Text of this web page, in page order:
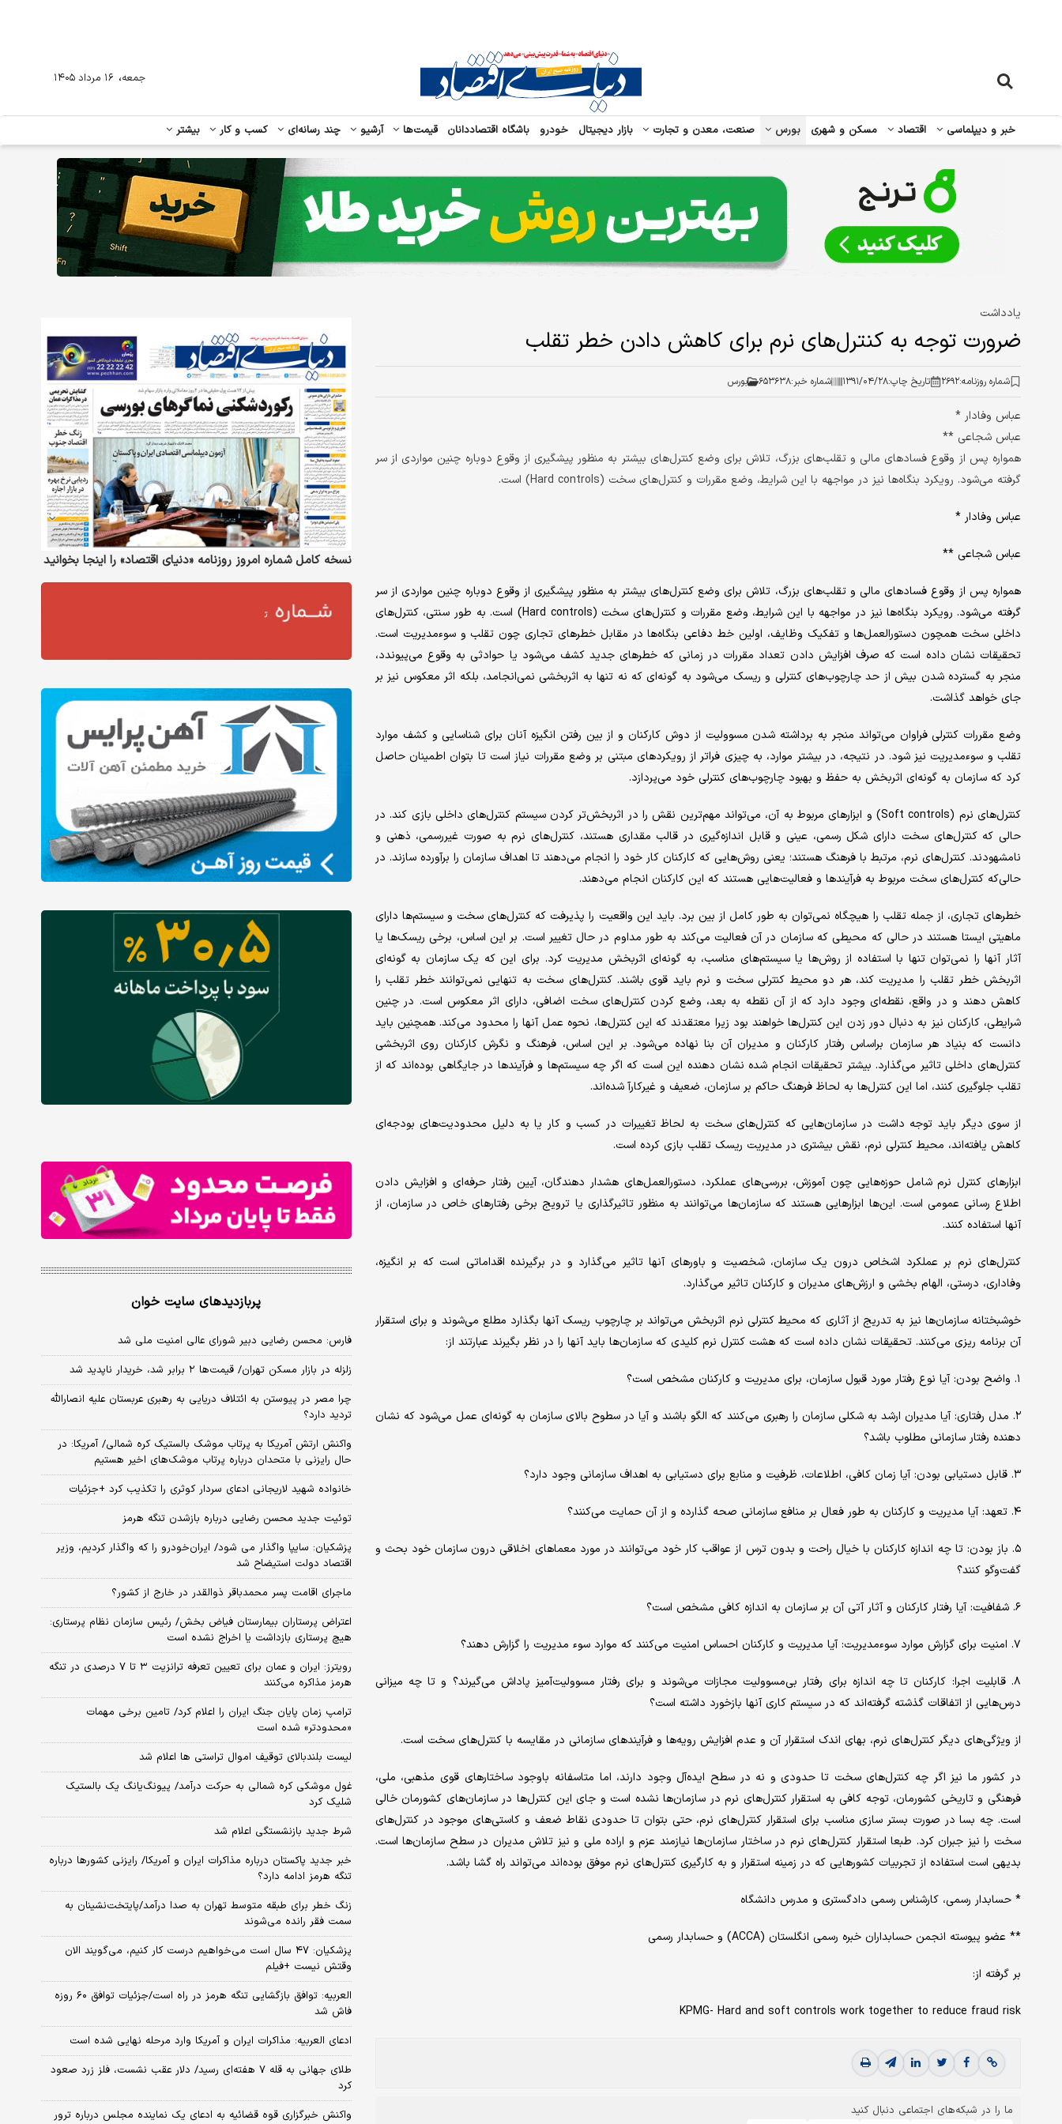
خبر و دیپلماسی اقتصاد مسکن و شهری بورس صنعت، معدن و تجارت بازار دیجیتال خودرو باشگاه اقتصاددانان قیمت‌ها آرشیو چند رسانه‌ای کسب و کار بیشتر
جمعه، ۱۶ مرداد ۱۴۰۵
یادداشت
ضرورت توجه به کنترل‌های نرم برای کاهش دادن خطر تقلب
شماره روزنامه:۲۶۹۲ تاریخ چاپ:۱۳۹۱/۰۴/۲۸ شماره خبر:۶۵۳۶۳۸ بورس
عباس وفادار *
عباس شجاعی **
همواره پس از وقوع فسادهای مالی و تقلب‌های بزرگ، تلاش برای وضع کنترل‌‌های بیشتر به منظور پیشگیری از وقوع دوباره چنین مواردی از سر
گرفته می‌شود. رویکرد بنگاه‌ها نیز در مواجهه با این شرایط، وضع مقررات و کنترل‌های سخت (Hard controls) است.
عباس وفادار *
عباس شجاعی **
همواره پس از وقوع فسادهای مالی و تقلب‌های بزرگ، تلاش برای وضع کنترل‌‌های بیشتر به منظور پیشگیری از وقوع دوباره چنین مواردی از سر
گرفته می‌شود. رویکرد بنگاه‌ها نیز در مواجهه با این شرایط، وضع مقررات و کنترل‌های سخت (Hard controls) است. به طور سنتی، کنترل‌های
داخلی سخت همچون دستورالعمل‌ها و تفکیک وظایف، اولین خط دفاعی بنگاه‌ها در مقابل خطرهای تجاری چون تقلب و سوء‌مدیریت است.
تحقیقات نشان داده است که صرف افزایش دادن تعداد مقررات در زمانی که خطرهای جدید کشف می‌شود یا حوادثی به وقوع می‌پیوندد،
منجر به گسترده شدن بیش از حد چارچوب‌های کنترلی و ریسک می‌شود به گونه‌ای که نه تنها به اثربخشی نمی‌انجامد، بلکه اثر معکوس نیز بر
جای خواهد گذاشت.
وضع مقررات کنترلی فراوان می‌تواند منجر به برداشته شدن مسوولیت از دوش کارکنان و از بین رفتن انگیزه آنان برای شناسایی و کشف موارد
تقلب و سوء‌مدیریت نیز شود. در نتیجه، در بیشتر موارد، به چیزی فراتر از رویکردهای مبتنی بر وضع مقررات نیاز است تا بتوان اطمینان حاصل
کرد که سازمان به گونه‌ای اثربخش به حفظ و بهبود چارچوب‌های کنترلی خود می‌پردازد.
کنترل‌های نرم (Soft controls) و ابزارهای مربوط به آن، می‌تواند مهم‌ترین نقش را در اثربخش‌تر کردن سیستم کنترل‌های داخلی بازی کند. در
حالی که کنترل‌های سخت دارای شکل رسمی، عینی و قابل اندازه‌گیری در قالب مقداری هستند، کنترل‌های نرم به صورت غیر‌رسمی، ذهنی و
نامشهودند. کنترل‌های نرم، مرتبط با فرهنگ هستند؛ یعنی روش‌هایی که کارکنان کار خود را انجام می‌دهند تا اهداف سازمان را برآورده سازند. در
حالی‌که کنترل‌های سخت مربوط به فرآیندها و فعالیت‌هایی هستند که این کارکنان انجام می‌دهند.
خطرهای تجاری، از جمله تقلب را هیچگاه نمی‌توان به طور کامل از بین برد. باید این واقعیت را پذیرفت که کنترل‌های سخت و سیستم‌ها دارای
ماهیتی ایستا هستند در حالی که محیطی که سازمان در آن فعالیت می‌کند به طور مداوم در حال تغییر است. بر این اساس، برخی ریسک‌ها یا
آثار آنها را نمی‌توان تنها با استفاده از روش‌ها یا سیستم‌های مناسب، به گونه‌ای اثربخش مدیریت کرد. برای این که یک سازمان به گونه‌ای
اثربخش خطر تقلب را مدیریت کند، هر دو محیط کنترلی سخت و نرم باید قوی باشند. کنترل‌های سخت به تنهایی نمی‌توانند خطر تقلب را
کاهش دهند و در واقع، نقطه‌ای وجود دارد که از آن نقطه به بعد، وضع کردن کنترل‌های سخت اضافی، دارای اثر معکوس است. در چنین
شرایطی، کارکنان نیز به دنبال دور زدن این کنترل‌ها خواهند بود زیرا معتقدند که این کنترل‌ها، نحوه عمل آنها را محدود می‌کند. همچنین باید
دانست که بنیاد هر سازمان براساس رفتار کارکنان و مدیران آن بنا نهاده می‌شود. بر این اساس، فرهنگ و نگرش کارکنان روی اثربخشی
کنترل‌های داخلی تاثیر می‌گذارد. بیشتر تحقیقات انجام شده نشان دهنده این است که اگر چه سیستم‌ها و فرآیند‌ها در جایگاهی بوده‌اند که از
تقلب جلوگیری کنند، اما این کنترل‌ها به لحاظ فرهنگ حاکم بر سازمان، ضعیف و غیر‌کارآ شده‌اند.
از سوی دیگر باید توجه داشت در سازمان‌هایی که کنترل‌های سخت به لحاظ تغییرات در کسب و کار یا به دلیل محدودیت‌های بودجه‌ای
کاهش یافته‌اند، محیط کنترلی نرم، نقش بیشتری در مدیریت ریسک تقلب بازی کرده است.
ابزارهای کنترل نرم شامل حوزه‌هایی چون آموزش، بررسی‌های عملکرد، دستورالعمل‌های هشدار دهندگان، آیین رفتار حرفه‌ای و افزایش دادن
اطلاع رسانی عمومی است. این‌ها ابزارهایی هستند که سازمان‌ها می‌توانند به منظور تاثیرگذاری یا ترویج برخی رفتارهای خاص در سازمان، از
آنها استفاده کنند.
کنترل‌های نرم بر عملکرد اشخاص درون یک سازمان، شخصیت و باورهای آنها تاثیر می‌گذارد و در برگیرنده اقداماتی است که بر انگیزه،
وفاداری، درستی، الهام بخشی و ارزش‌های مدیران و کارکنان تاثیر می‌گذارد.
خوشبختانه سازمان‌ها نیز به تدریج از آثاری که محیط کنترلی نرم اثربخش می‌تواند بر چارچوب ریسک آنها بگذارد مطلع می‌شوند و برای استقرار
آن برنامه ریزی می‌کنند. تحقیقات نشان داده است که هشت کنترل‌ نرم کلیدی که سازمان‌ها باید آنها را در نظر بگیرند عبارتند از:
۱. واضح بودن: آیا نوع رفتار مورد قبول سازمان، برای مدیریت و کارکنان مشخص است؟
۲. مدل رفتاری: آیا مدیران ارشد به شکلی سازمان را رهبری می‌کنند که الگو باشند و آیا در سطوح بالای سازمان به گونه‌ای عمل می‌شود که نشان
دهنده رفتار سازمانی مطلوب باشد؟
۳. قابل دستیابی بودن: آیا زمان کافی، اطلاعات، ظرفیت و منابع برای دستیابی به اهداف سازمانی وجود دارد؟
۴. تعهد: آیا مدیریت و کارکنان به طور فعال بر منافع سازمانی صحه گذارده و از آن حمایت می‌کنند؟
۵. باز بودن: تا چه اندازه‌ کارکنان با خیال راحت و بدون ترس از عواقب کار خود می‌توانند در مورد معماهای اخلاقی درون سازمان خود بحث و
گفت‌وگو‌ کنند؟
۶. شفافیت: آیا رفتار کارکنان و آثار آتی آن بر سازمان به اندازه کافی مشخص است؟
۷. امنیت برای گزارش موارد سوء‌مدیریت: آیا مدیریت و کارکنان احساس امنیت می‌کنند که موارد سوء مدیریت را گزارش دهند؟
۸. قابلیت اجرا: کارکنان تا چه اندازه برای رفتار بی‌مسوولیت مجازات می‌شوند و برای رفتار مسوولیت‌آمیز پاداش می‌گیرند؟ و تا چه میزانی
درس‌هایی از اتفاقات گذشته گرفته‌اند که در سیستم کاری آنها بازخورد داشته است؟
از ویژگی‌های دیگر کنترل‌های نرم، بهای اندک استقرار آن و عدم افزایش رویه‌ها و فرآیند‌های سازمانی در مقایسه با کنترل‌های سخت است.
در کشور ما نیز اگر چه کنترل‌های سخت تا حدودی و نه در سطح ایده‌آل وجود دارند، اما متاسفانه باوجود ساختارهای قوی مذهبی، ملی،
فرهنگی و تاریخی کشورمان، توجه کافی به استقرار کنترل‌های نرم در سازمان‌ها نشده است و جای این کنترل‌ها در سازمان‌های کشورمان خالی
است. چه بسا در صورت بستر سازی مناسب برای استقرار کنترل‌های نرم، حتی بتوان تا حدودی نقاط ضعف و کاستی‌های موجود در کنترل‌های
سخت را نیز جبران کرد. طبعا استقرار کنترل‌های نرم در ساختار سازمان‌ها نیازمند عزم و اراده ملی و نیز تلاش مدیران در سطح سازمان‌ها است.
بدیهی است استفاده از تجربیات کشورهایی که در زمینه استقرار و به کارگیری کنترل‌های نرم موفق بوده‌‌اند می‌تواند راه گشا باشد.
* حسابدار رسمی، کارشناس رسمی دادگستری و مدرس دانشگاه
** عضو پیوسته انجمن حسابداران خبره رسمی انگلستان (ACCA) و حسابدار رسمی
بر گرفته از:
KPMG- Hard and soft controls work together to reduce fraud risk
ما را در شبکه‌های اجتماعی دنبال کنید
نسخه کامل شماره امروز روزنامه «دنیای‌ اقتصاد» را اینجا بخوانید
پربازدیدهای سایت خوان
فارس: محسن رضایی دبیر شورای عالی امنیت ملی شد
زلزله در بازار مسکن تهران/ قیمت‌ها ۲ برابر شد، خریدار ناپدید شد
چرا مصر در پیوستن به ائتلاف دریایی به رهبری عربستان علیه انصارالله
تردید دارد؟
واکنش ارتش آمریکا به پرتاب موشک بالستیک کره شمالی/ آمریکا: در
حال رایزنی با متحدان درباره پرتاب موشک‌های اخیر هستیم
خانواده شهید لاریجانی ادعای سردار کوثری را تکذیب کرد +جزئیات
توئیت جدید محسن رضایی درباره بازشدن تنگه هرمز
پزشکیان: سایپا واگذار می شود/ ایران‌خودرو را که واگذار کردیم، وزیر
اقتصاد دولت استیضاح شد
ماجرای اقامت پسر محمدباقر ذوالقدر در خارج از کشور؟
اعتراض پرستاران بیمارستان فیاض بخش/ رئیس سازمان نظام پرستاری:
هیچ پرستاری بازداشت یا اخراج نشده است
رویترز: ایران و عمان برای تعیین تعرفه ترانزیت ۳ تا ۷ درصدی در تنگه
هرمز مذاکره می‌کنند
ترامپ زمان پایان جنگ ایران را اعلام کرد/ تامین برخی مهمات
«محدودتر» شده است
لیست بلندبالای توقیف اموال تراستی ها اعلام شد
غول موشکی کره شمالی به حرکت درآمد/ پیونگ‌یانگ یک بالستیک
شلیک کرد
شرط جدید بازنشستگی اعلام شد
خبر جدید پاکستان درباره مذاکرات ایران و آمریکا/ رایزنی کشورها درباره
تنگه هرمز ادامه دارد؟
زنگ خطر برای طبقه متوسط تهران به صدا درآمد/پایتخت‌نشینان به
سمت فقر رانده می‌شوند
پزشکیان: ۴۷ سال است می‌خواهیم درست کار کنیم، می‌گویند الان
وقتش نیست +فیلم
العربیه: توافق بازگشایی تنگه هرمز در راه است/جزئیات توافق ۶۰ روزه
فاش شد
ادعای العربیه: مذاکرات ایران و آمریکا وارد مرحله نهایی شده است
طلای جهانی به قله ۷ هفته‌ای رسید/ دلار عقب نشست، فلز زرد صعود
کرد
واکنش خبرگزاری قوه قضائیه به ادعای یک نماینده مجلس درباره ترور